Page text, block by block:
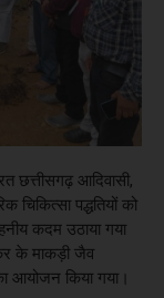
छत्तीसगढ़ आदिवासी,
चिकित्सा पद्धतियों को
कदम उठाया गया
के माकड़ी जैव
आयोजन किया गया।